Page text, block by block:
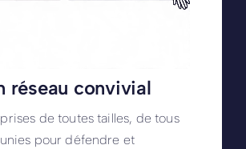
réseau convivial
de toutes tailles, de tous
pour défendre et